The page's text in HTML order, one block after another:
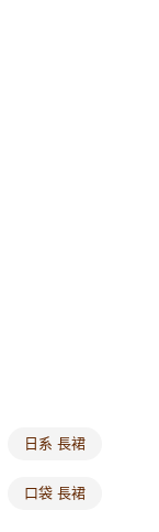
日系 長裙
口袋 長裙